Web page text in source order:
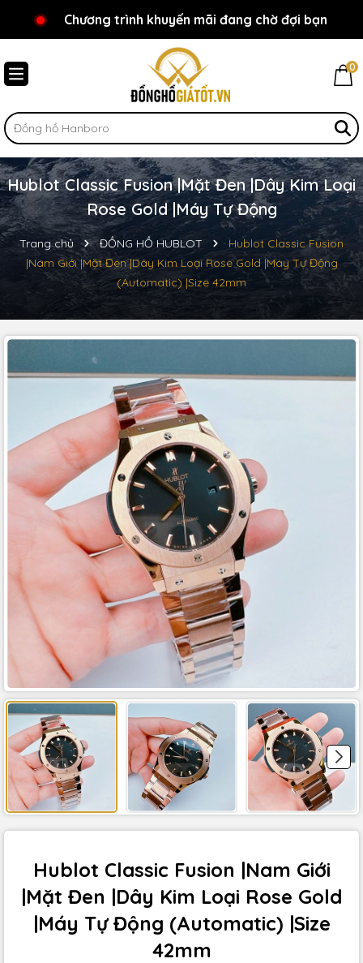
Chào mừng bạn đến với Đồnghồgiátốt.vn!
Chương trình khuyến mãi đang chờ đợi bạn
0
Hublot Classic Fusion |Mặt Đen |Dây Kim Loại
Rose Gold |Máy Tự Động
Trang chủ ĐỒNG HỒ HUBLOT
Hublot Classic Fusion
|Nam Giới |Mặt Đen |Dây Kim Loại Rose Gold |Máy Tự Động
(Automatic) |Size 42mm
Hublot Classic Fusion |Nam Giới
|Mặt Đen |Dây Kim Loại Rose Gold
|Máy Tự Động (Automatic) |Size
42mm